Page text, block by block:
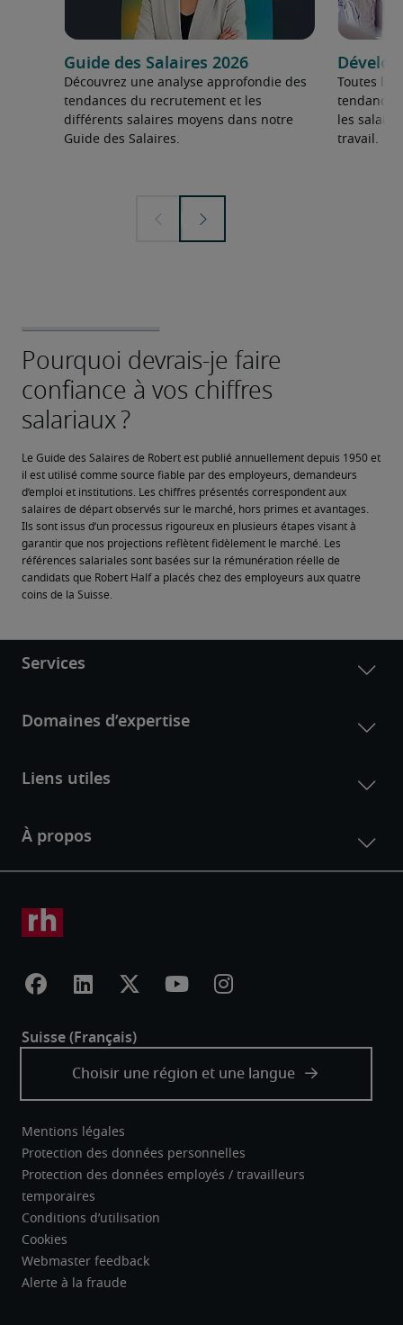
Guide des Salaires 2026
Découvrez une analyse approfondie des
tendances du recrutement et les
différents salaires moyens dans notre
Guide des Salaires.
Toutes
les
travail.
Le Guide des Salaires de Robert est publié annuellement depuis 1950 et
il est utilisé comme source fiable par des employeurs, demandeurs
d’emploi et institutions. Les chiffres présentés correspondent aux
salaires de départ observés sur le marché, hors primes et avantages.
Ils sont issus d’un processus rigoureux en plusieurs étapes visant à
garantir que nos projections reflètent fidèlement le marché. Les
références salariales sont basées sur la rémunération réelle de
candidats que Robert Half a placés chez des employeurs aux quatre
coins de la Suisse.
Mentions légales
Protection des données personnelles
Protection des données employés / travailleurs
temporaires
Conditions d’utilisation
Cookies
Webmaster feedback
Alerte à la fraude